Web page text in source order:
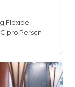
Flexibel
pro Person